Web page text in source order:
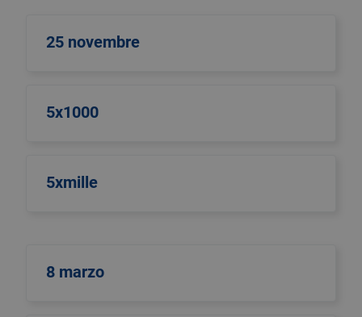
25 novembre
5x1000
5xmille
8 marzo